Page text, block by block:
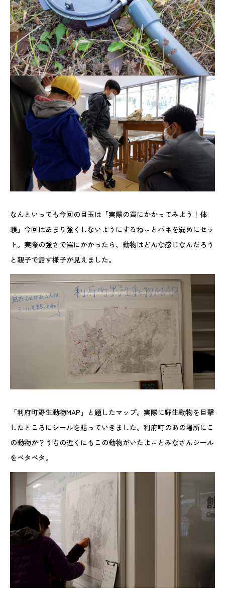
なんといっても今回の目玉は「実際の罠にかかってみよう！体
験」今回はあまり強くしないようにするね～とバネを弱めにセッ
ト。実際の強さで罠にかかったら、動物はどんな感じなんだろう
と親子で話す様子が見えました。
「利府町野生動物MAP」と題したマップ。実際に野生動物を目撃
したところにシールを貼っていきました。利府町のあの場所にこ
の動物が？うちの近くにもこの動物がいたよ～とみなさんシール
をペタペタ。